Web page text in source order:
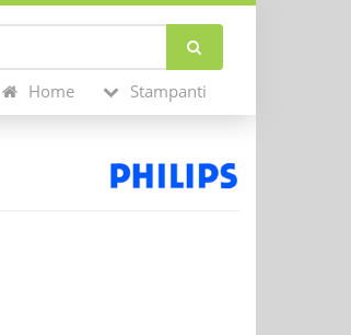
Home Stampanti